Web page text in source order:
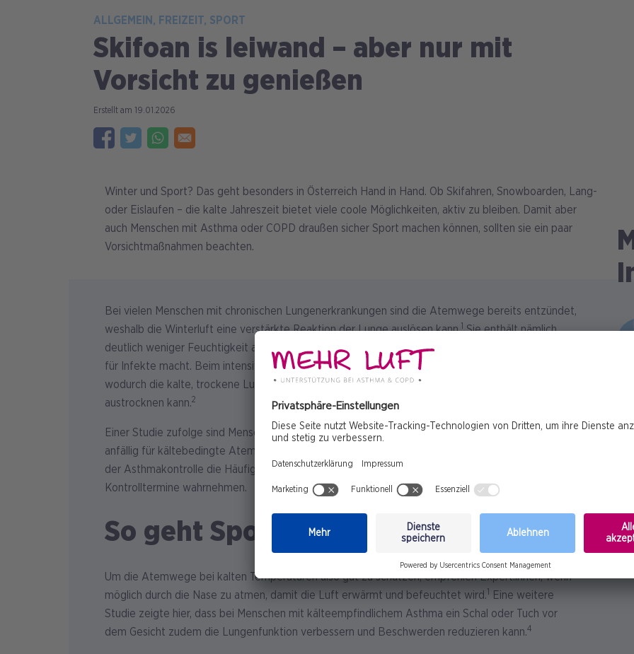
ALLGEMEIN FREIZEIT SPORT
Skifoan is leiwand – aber nur mit
Vorsicht zu genießen
19.01.2026
Winter und Sport? Das geht besonders in Österreich Hand in Hand. Ob Skifahren, Snowboarden, Lang-
oder Eislaufen – die kalte Jahreszeit bietet viele coole Möglichkeiten, aktiv zu bleiben. Damit aber
auch Menschen mit Asthma oder COPD draußen sicher Sport machen können, sollten sie ein paar
Vorsichtmaßnahmen beachten.
Bei vielen Menschen mit chronischen Lungenerkrankungen sind die Atemwege bereits entzündet,
weshalb die Winterluft eine verstärkte Reaktion der Lunge auslösen kann. Sie enthält nämlich
deutlich weniger Feuchtigkeit als warme Luft, was die Atemwege austrocknet und sie anfälliger
für Infekte macht. Beim intensiven Sport wird zudem vermehrt Luft durch den Mund geatmet,
wodurch die kalte, trockene Luft direkt in die unteren Atemwege gelangen, und diese reizen und
austrocknen kann.2
Einer Studie zufolge sind Menschen mit schlecht kontrolliertem Asthma außerdem besonders
anfällig für kältebedingte Atemwegssymptome – und dass bereits eine leichte Verschlechterung
der Asthmakontrolle die Häufigkeit solcher Beschwerden erhöhen kann.
Kontrolltermine wahrnehmen.
So geht Sporteln im Winter
Um die Atemwege bei kalten Temperaturen also gut zu schützen, empfehlen Expert:innen, wenn
möglich durch die Nase zu atmen, damit die Luft erwärmt und befeuchtet wird.1
Eine weitere
Studie zeigte hier, dass bei Menschen mit kälteempfindlichem Asthma ein Schal oder Tuch vor
dem Gesicht zudem die Lungenfunktion verbessern und Beschwerden reduzieren kann.4